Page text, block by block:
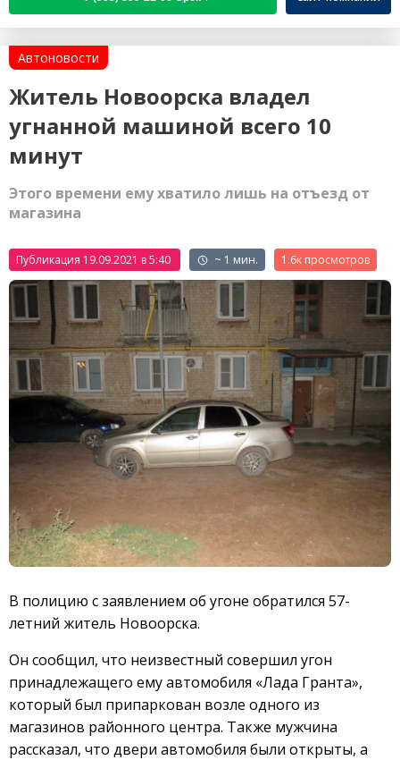
Автоновости
Житель Новоорска владел
угнанной машиной всего 10
минут
Этого времени ему хватило лишь на отъезд от
магазина
Публикация 19.09.2021 в 5:40 ~ 1 мин. 1.6к
В полицию с заявлением об угоне обратился 57-
летний житель Новоорска.
Он сообщил, что неизвестный совершил угон
принадлежащего ему автомобиля «Лада Гранта»,
который был припаркован возле одного из
магазинов районного центра. Также мужчина
рассказал, что двери автомобиля были открыты, а